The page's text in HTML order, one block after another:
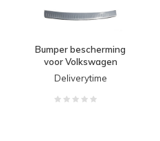
Bumper bescherming
voor Volkswagen
Transporter T5 / T5.1 /
Multivan
Deliverytime